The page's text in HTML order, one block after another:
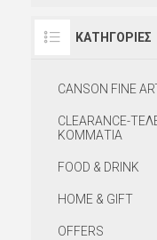
ΚΑΤΗΓΟΡΊΕΣ
CANSON FINE
CLEARANCE-
ΚΟΜΜΑΤΙΑ
FOOD & DRINK
HOME & GIFT
OFFERS